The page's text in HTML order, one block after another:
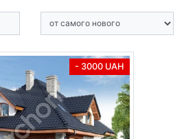
- 3000 UAH